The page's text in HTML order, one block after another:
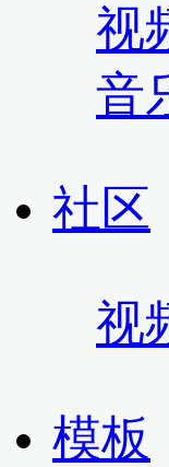
视
音
社区
视
模板